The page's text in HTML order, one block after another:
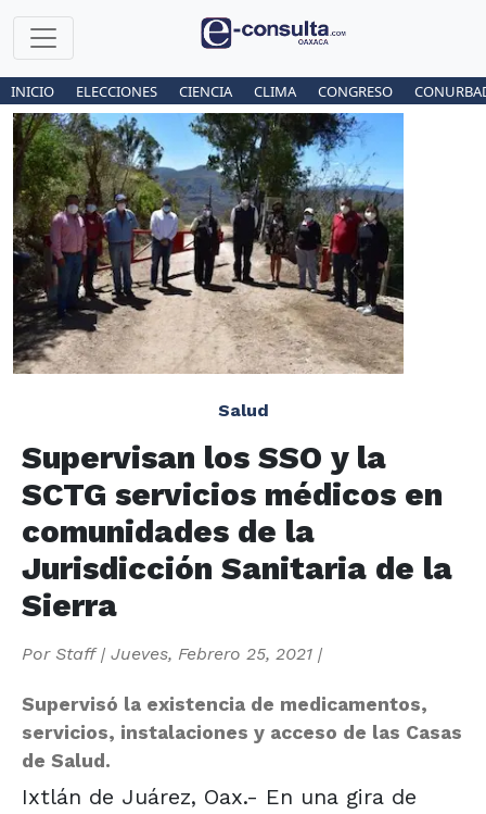
INICIO ELECCIONES CIENCIA CLIMA CONGRESO
Salud
Supervisan los SSO y la
SCTG servicios médicos en
comunidades de la
Jurisdicción Sanitaria de la
Sierra
Por Staff| Jueves, Febrero 25, 2021 |
Supervisó la existencia de medicamentos,
servicios, instalaciones y acceso de las Casas
de Salud.
Ixtlán de Juárez, Oax.- En una gira de